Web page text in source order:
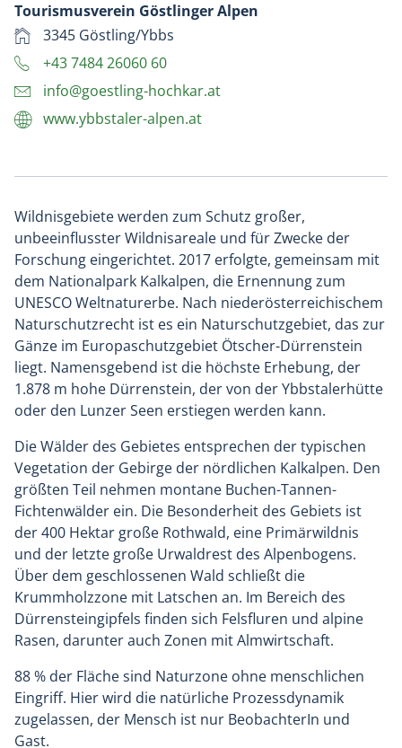
Tourismusverein Göstlinger Alpen
3345 Göstling/Ybbs
+43 7484 26060 60
info@goestling-hochkar.at
www.ybbstaler-alpen.at
Wildnisgebiete werden zum Schutz großer,
unbeeinflusster Wildnisareale und für Zwecke der
Forschung eingerichtet. 2017 erfolgte, gemeinsam mit
dem Nationalpark Kalkalpen, die Ernennung zum
UNESCO Weltnaturerbe. Nach niederösterreichischem
Naturschutzrecht ist es ein Naturschutzgebiet, das zur
Gänze im Europaschutzgebiet Ötscher-Dürrenstein
liegt. Namensgebend ist die höchste Erhebung, der
1.878 m hohe Dürrenstein, der von der Ybbstalerhütte
oder den Lunzer Seen erstiegen werden kann.
Die Wälder des Gebietes entsprechen der typischen
Vegetation der Gebirge der nördlichen Kalkalpen. Den
größten Teil nehmen montane Buchen-Tannen-
Fichtenwälder ein. Die Besonderheit des Gebiets ist
der 400 Hektar große Rothwald, eine Primärwildnis
und der letzte große Urwaldrest des Alpenbogens.
Über dem geschlossenen Wald schließt die
Krummholzzone mit Latschen an. Im Bereich des
Dürrensteingipfels finden sich Felsfluren und alpine
Rasen, darunter auch Zonen mit Almwirtschaft.
88 % der Fläche sind Naturzone ohne menschlichen
Eingriff. Hier wird die natürliche Prozessdynamik
zugelassen, der Mensch ist nur BeobachterIn und
Gast.